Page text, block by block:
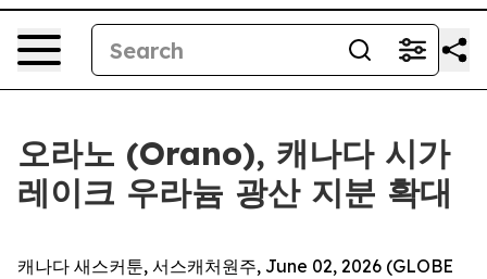
오라노 (Orano), 캐나다 시가
레이크 우라늄 광산 지분 확대
캐나다 새스커툰, 서스캐처원주, June 02, 2026 (GLOBE